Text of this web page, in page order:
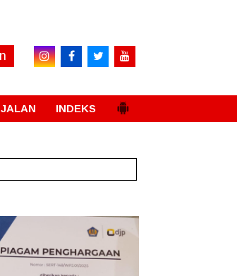
INDEKS